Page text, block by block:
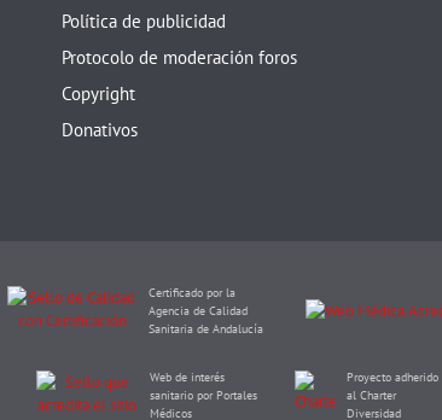
Política de publicidad
Protocolo de moderación foros
Copyright
Donativos
Certificado por la
Agencia de Calidad
Sanitaria de Andalucía
Web de interés
sanitario por Portales
Médicos
Proyecto adherido
al Charter
Diversidad